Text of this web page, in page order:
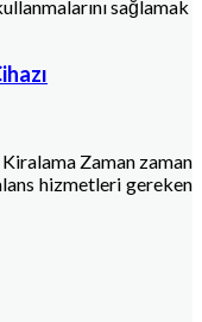
sağlamak
Zaman zaman
hizmetleri gereken